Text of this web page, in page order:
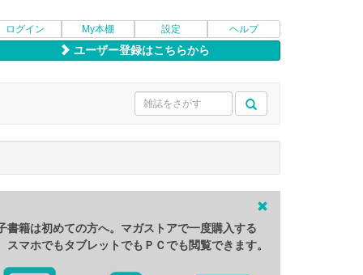
ログイン My本棚 設定 ヘルプ
ユーザー登録はこちらから
書籍は初めての方へ。マガストアで一度購入する
スマホでもタブレットでもＰＣでも閲覧できます。